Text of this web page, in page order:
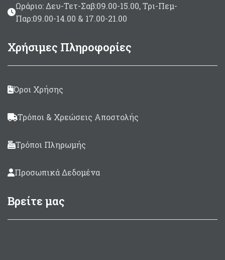
Ωράριο: Δευ-Τετ-Σαβ:09.00-15.00, Τρι-Πεμ-
Παρ:09.00-14.00 & 17.00-21.00
Χρήσιμες Πληροφορίες
Όροι Χρήσης
Τρόποι & Χρεώσεις Αποστολής
Τρόποι Πληρωμής
Προσωπικά Δεδομένα
Βρείτε μας